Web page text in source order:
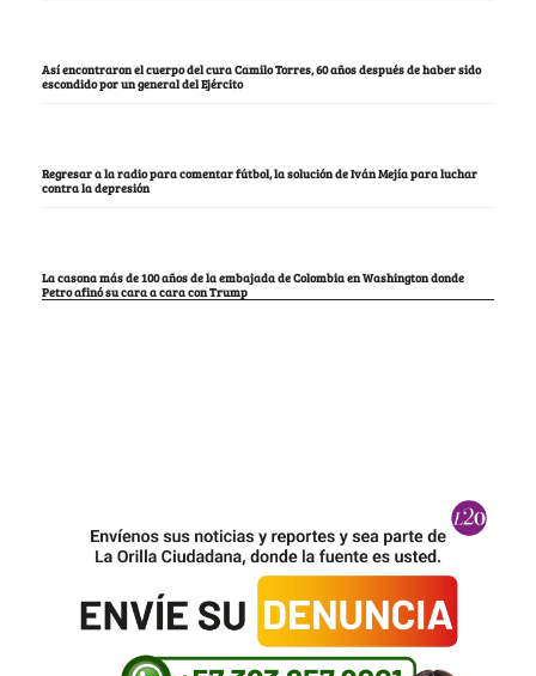
Así encontraron el cuerpo del cura Camilo Torres, 60 años después de haber sido
escondido por un general del Ejército
Regresar a la radio para comentar fútbol, la solución de Iván Mejía para luchar
contra la depresión
La casona más de 100 años de la embajada de Colombia en Washington donde
Petro afinó su cara a cara con Trump